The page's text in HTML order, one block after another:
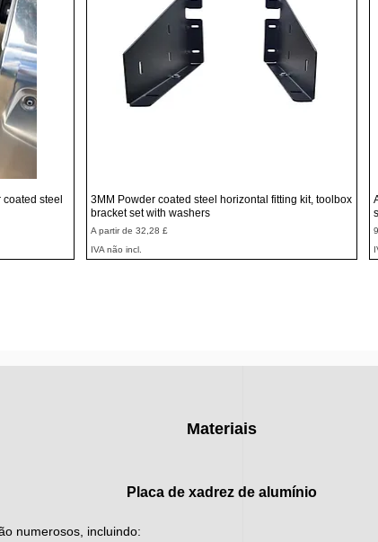
coated steel
Visualização rápida
3MM Powder coated steel horizontal fitting kit, toolbox
bracket set with washers
A partir de32,28 £
Preço promocional
IVA não incl.
Materiais
Placa de xadrez de alumínio
numerosos, incluindo: